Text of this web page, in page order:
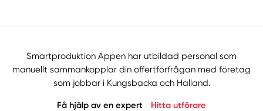
Smartproduktion Appen har utbildad personal som
manuellt sammankopplar din offertförfrågan med företag
som jobbar i Kungsbacka och Halland.
Få hjälp av en expert Hitta utförare